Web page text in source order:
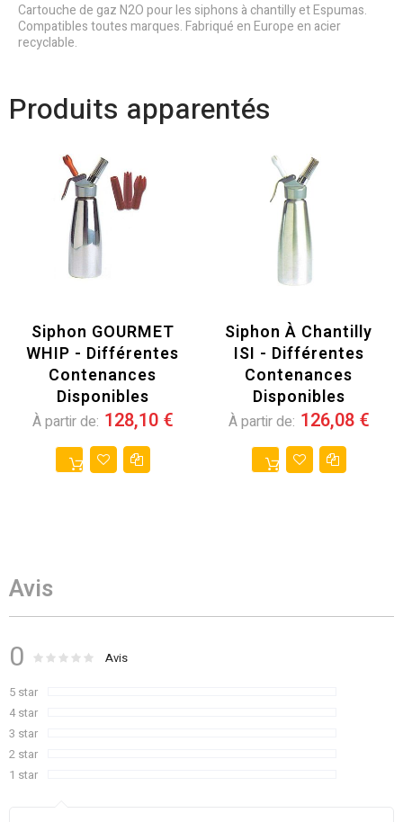
Cartouche de gaz N2O pour les siphons à chantilly et Espumas.
Compatibles toutes marques. Fabriqué en Europe en acier
recyclable.
Produits apparentés
Siphon GOURMET
WHIP - Différentes
Contenances
Disponibles
À partir de 128,10 €
Siphon À Chantilly
ISI - Différentes
Contenances
Disponibles
À partir de 126,08 €
Avis
0 Évaluation : % of100
Avis
5 star
4 star
3 star
2 star
1 star